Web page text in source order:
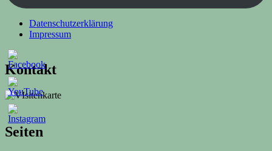
Datenschutzerklärung
Impressum
Kontakt
Seiten